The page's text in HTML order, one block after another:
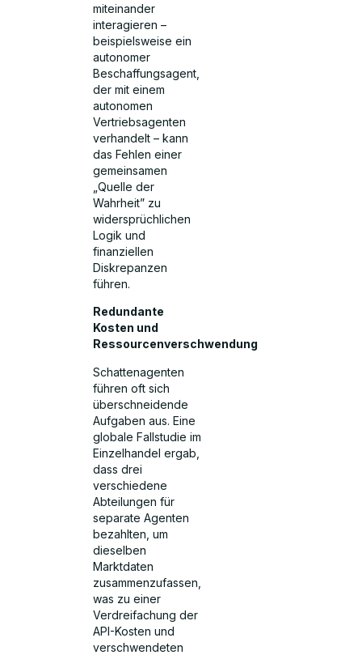
miteinander
interagieren –
beispielsweise ein
autonomer
Beschaffungsagent,
der mit einem
autonomen
Vertriebsagenten
verhandelt – kann
das Fehlen einer
gemeinsamen
„Quelle der
Wahrheit” zu
widersprüchlichen
Logik und
finanziellen
Diskrepanzen
führen.
Redundante
Kosten und
Ressourcenverschwendung
Schattenagenten
führen oft sich
überschneidende
Aufgaben aus. Eine
globale Fallstudie im
Einzelhandel ergab,
dass drei
verschiedene
Abteilungen für
separate Agenten
bezahlten, um
dieselben
Marktdaten
zusammenzufassen,
was zu einer
Verdreifachung der
API-Kosten und
verschwendeten